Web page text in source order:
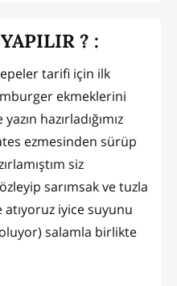
? :
tarifi için ilk
ekmeklerini
hazırladığımız
ezmesinden sürüp
siz
sarımsak ve tuzla
iyice suyunu
salamla birlikte